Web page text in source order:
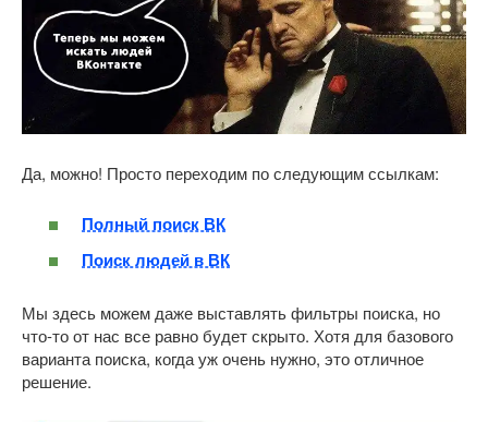
Да, можно! Просто переходим по следующим ссылкам:
Полный поиск ВК
Поиск людей в ВК
Мы здесь можем даже выставлять фильтры поиска, но
что-то от нас все равно будет скрыто. Хотя для базового
варианта поиска, когда уж очень нужно, это отличное
решение.